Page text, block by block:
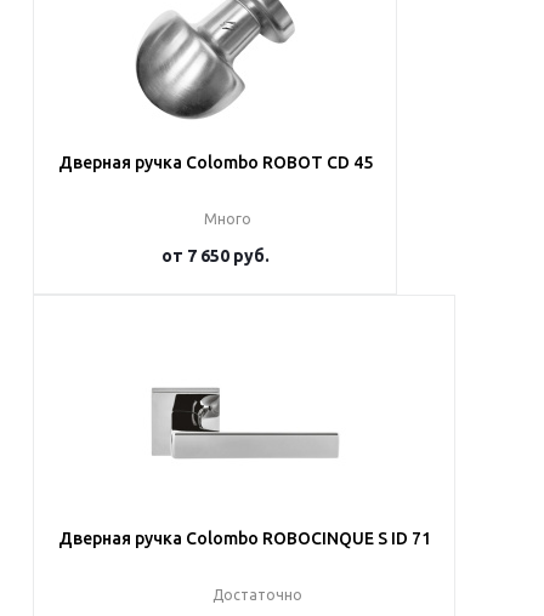
Дверная ручка Colombo ROBOT CD 45
Много
от 7 650 руб.
Дверная ручка Colombo ROBOCINQUE S ID 71
Достаточно